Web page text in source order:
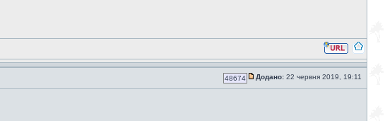
48674 Додано: 22 червня 2019, 19:11